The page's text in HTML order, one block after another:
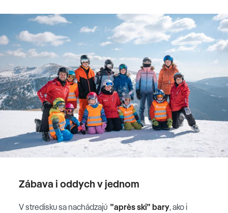
Zábava i oddych v jednom
V stredisku sa nachádzajú "après ski" bary, ako i